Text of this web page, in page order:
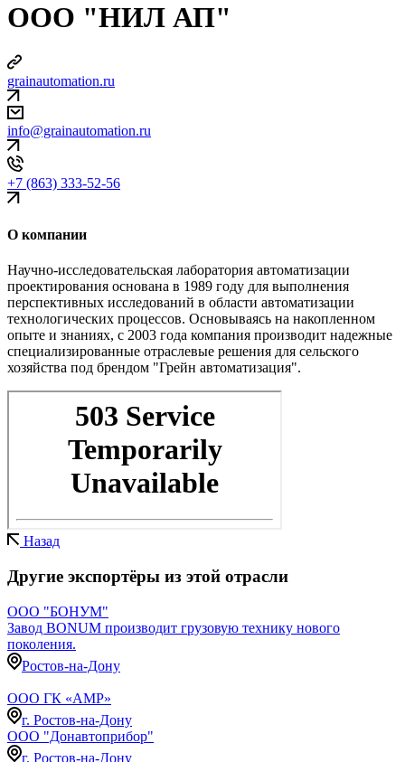
ООО "НИЛ АП"
grainautomation.ru
info@grainautomation.ru
+7 (863) 333-52-56
О компании
Научно-исследовательская лаборатория автоматизации
проектирования основана в 1989 году для выполнения
перспективных исследований в области автоматизации
технологических процессов. Основываясь на накопленном
опыте и знаниях, с 2003 года компания производит надежные
специализированные отраслевые решения для сельского
хозяйства под брендом "Грейн автоматизация".
Назад
Другие экспортёры из этой отрасли
ООО "БОНУМ"
Завод BONUM производит грузовую технику нового
поколения.
Ростов-на-Дону
ООО ГК «AMP»
г. Ростов-на-Дону
ООО "Донавтоприбор"
г. Ростов-на-Дону